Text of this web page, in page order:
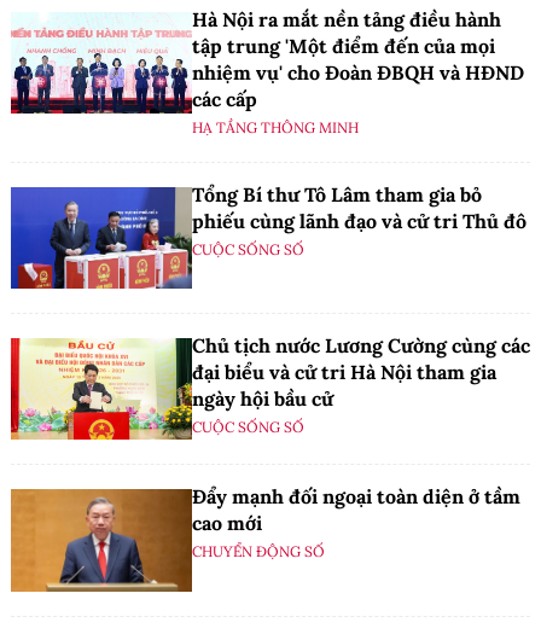
Hà Nội ra mắt nền tảng điều hành
tập trung 'Một điểm đến của mọi
nhiệm vụ' cho Đoàn ĐBQH và HĐND
các cấp
HẠ TẦNG THÔNG MINH
Tổng Bí thư Tô Lâm tham gia bỏ
phiếu cùng lãnh đạo và cử tri Thủ đô
CUỘC SỐNG SỐ
Chủ tịch nước Lương Cường cùng các
đại biểu và cử tri Hà Nội tham gia
ngày hội bầu cử
CUỘC SỐNG SỐ
Đẩy mạnh đối ngoại toàn diện ở tầm
cao mới
CHUYỂN ĐỘNG SỐ